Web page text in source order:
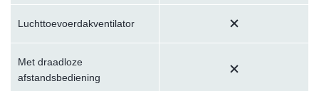
Luchttoevoerdakventilator
Met draadloze
afstandsbediening